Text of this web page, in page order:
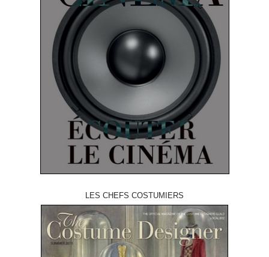
LES CHEFS COSTUMIERS